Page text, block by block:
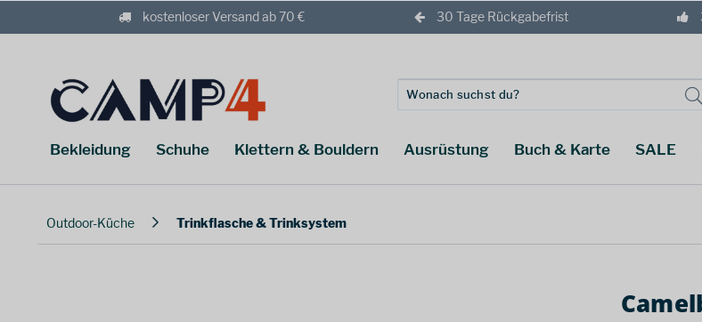
kostenloser Versand ab 70 € 30 Tage Rückgabefrist
Bekleidung Schuhe Klettern & Bouldern Ausrüstung Buch & Karte SALE
Outdoor-Küche Trinkflasche & Trinksystem